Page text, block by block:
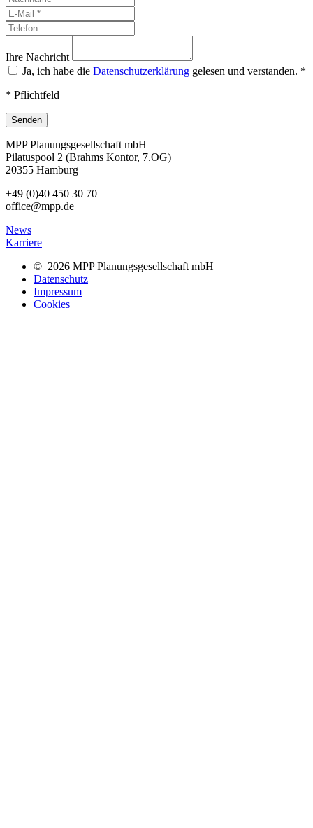
Ihre Nachricht
Ja, ich habe die Datenschutzerklärung gelesen und verstanden. *
* Pflichtfeld
Senden
MPP Planungsgesellschaft mbH
Pilatuspool 2 (Brahms Kontor, 7.OG)
20355 Hamburg
+49 (0)40 450 30 70
office@mpp.de
News
Karriere
© 2026 MPP Planungsgesellschaft mbH
Datenschutz
Impressum
Cookies